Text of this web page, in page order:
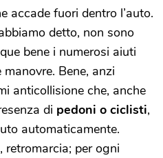
accade fuori dentro l’auto.
detto, non sono
bene i numerosi aiuti
Bene, anzi
anticollisione che, anche
di pedoni o ciclisti,
automaticamente.
retromarcia; per ogni